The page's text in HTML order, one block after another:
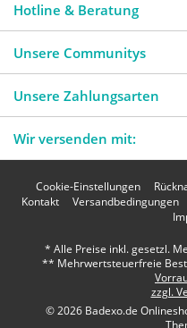
Hotline & Beratung
Unsere Communitys
Unsere Zahlungsarten
Wir versenden mit:
Cookie-Einstellungen
Kontakt
Versandbedingungen
* Alle Preise inkl. gesetzl.
** Mehrwertsteuerfreie
zzgl.
© 2026 Badexo.de